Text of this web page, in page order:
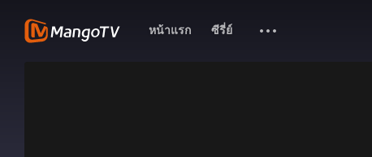
หน้าแรก ซีรี่ย์